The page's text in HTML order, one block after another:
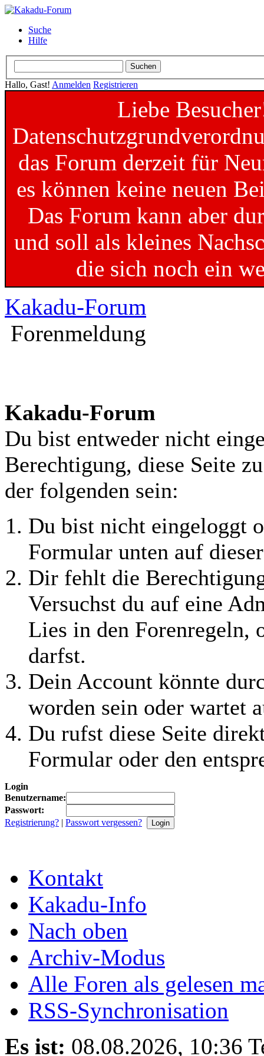
Suche
Hilfe
Hallo, Gast! Anmelden Registrieren
Liebe
das Forum derzeit für
es können keine neuen
Das Forum kann aber
und soll als kleines
die sich noch ein
Kakadu-Forum
Forenmeldung
Kakadu-Forum
Du bist entweder nicht
Berechtigung, diese Seite
der folgenden sein:
Du bist nicht eingeloggt
Formular unten auf
Dir fehlt die
Versuchst du auf eine
Lies in den Forenregeln,
darfst.
Dein Account könnte
worden sein oder wartet
Du rufst diese Seite
Formular oder den
Login
Benutzername:
Passwort:
Registrierung? | Passwort vergessen?
Kontakt
Kakadu-Info
Nach oben
Archiv-Modus
Alle Foren als gelesen
RSS-Synchronisation
Es ist: 08.08.2026, 10:36